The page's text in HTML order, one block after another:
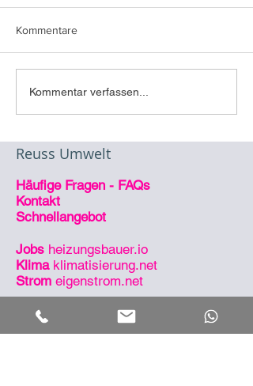
Referenz
Kommentare
Kommentar verfassen...
Reuss Umwelt
Häufige Fragen - FAQs
Kontakt
Schnellangebot
Jobs heizungsbauer.io
Klima klimatisierung.net
Strom eigenstrom.net
So sind wir erreichbar